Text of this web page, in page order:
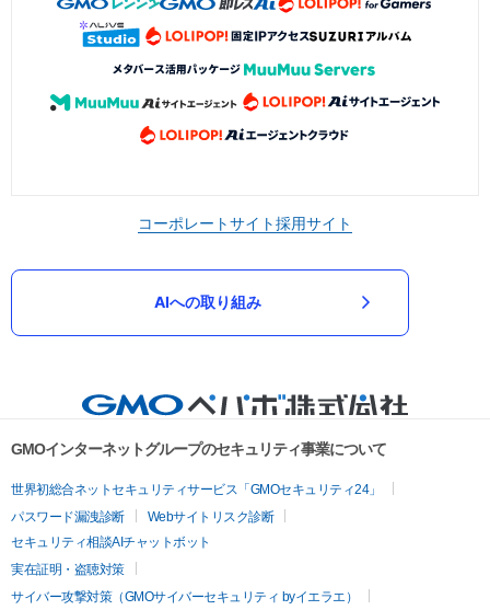
コーポレートサイト採用サイト
AIへの取り組み
GMOインターネットグループのセキュリティ事業について
世界初総合ネットセキュリティサービス「GMOセキュリティ24」
パスワード漏洩診断
Webサイトリスク診断
セキュリティ相談AIチャットボット
実在証明・盗聴対策
サイバー攻撃対策（GMOサイバーセキュリティ byイエラエ）